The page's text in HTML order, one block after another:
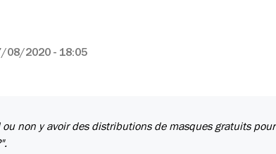
08/2020 - 18:05
non y avoir des distributions de masques gratuits pour